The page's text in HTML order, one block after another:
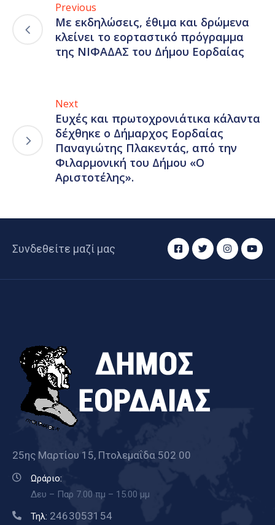
Previous
Με εκδηλώσεις, έθιμα και δρώμενα
κλείνει το εορταστικό πρόγραμμα
της ΝΙΦΑΔΑΣ του Δήμου Εορδαίας
Next
Ευχές και πρωτοχρονιάτικα κάλαντα
δέχθηκε ο Δήμαρχος Εορδαίας
Παναγιώτης Πλακεντάς, από την
Φιλαρμονική του Δήμου «O
Αριστοτέλης».
Συνδεθείτε μαζί μας
25ης Μαρτίου 15, Πτολεμαΐδα 502 00
Ωράριο:
Δευ – Παρ 7.00 πμ – 15.00 μμ
Τηλ: 2463053154